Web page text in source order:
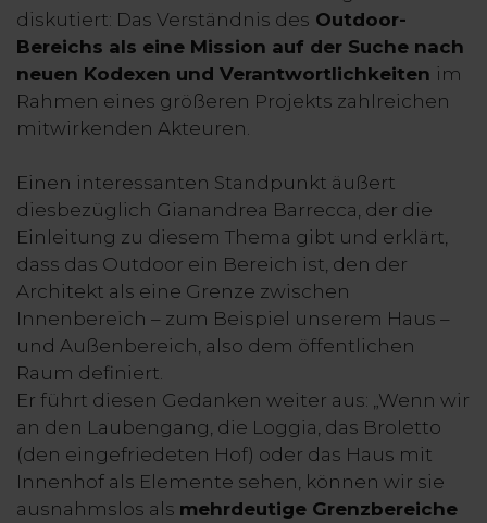
diskutiert: Das Verständnis des Outdoor-
Bereichs als eine Mission auf der Suche nach
neuen Kodexen und Verantwortlichkeiten im
Rahmen eines größeren Projekts zahlreichen
mitwirkenden Akteuren.
Einen interessanten Standpunkt äußert
diesbezüglich Gianandrea Barrecca, der die
Einleitung zu diesem Thema gibt und erklärt,
dass das Outdoor ein Bereich ist, den der
Architekt als eine Grenze zwischen
Innenbereich – zum Beispiel unserem Haus –
und Außenbereich, also dem öffentlichen
Raum definiert.
Er führt diesen Gedanken weiter aus: „Wenn wir
an den Laubengang, die Loggia, das Broletto
(den eingefriedeten Hof) oder das Haus mit
Innenhof als Elemente sehen, können wir sie
ausnahmslos als mehrdeutige Grenzbereiche